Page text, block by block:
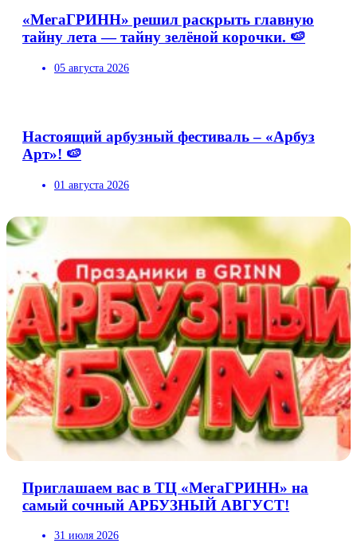
«МегаГРИНН» решил раскрыть главную
тайну лета — тайну зелёной корочки. 🍉
05 августа 2026
Настоящий арбузный фестиваль – «Арбуз
Арт»! 🍉
01 августа 2026
Приглашаем вас в ТЦ «МегаГРИНН» на
самый сочный АРБУЗНЫЙ АВГУСТ!
31 июля 2026